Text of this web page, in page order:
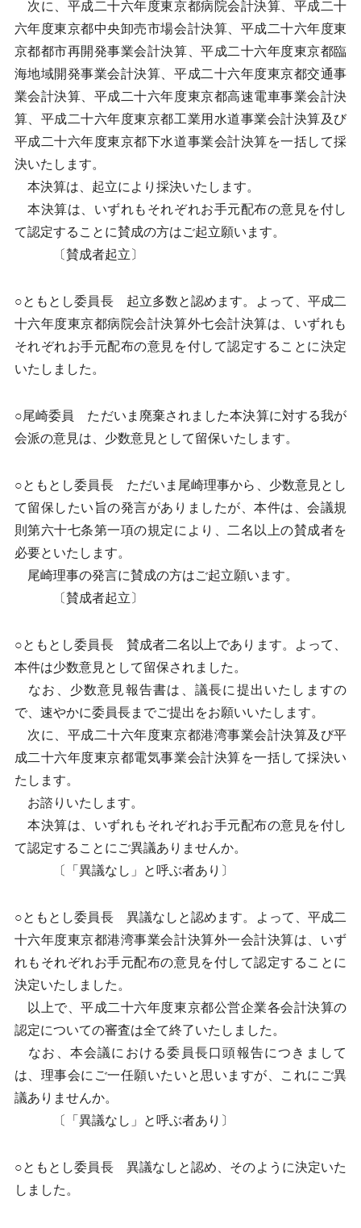
次に、平成二十六年度東京都病院会計決算、平成二十
六年度東京都中央卸売市場会計決算、平成二十六年度東
京都都市再開発事業会計決算、平成二十六年度東京都臨
海地域開発事業会計決算、平成二十六年度東京都交通事
業会計決算、平成二十六年度東京都高速電車事業会計決
算、平成二十六年度東京都工業用水道事業会計決算及び
平成二十六年度東京都下水道事業会計決算を一括して採
決いたします。
本決算は、起立により採決いたします。
本決算は、いずれもそれぞれお手元配布の意見を付し
て認定することに賛成の方はご起立願います。
〔賛成者起立〕
○ともとし委員長 起立多数と認めます。よって、平成二
十六年度東京都病院会計決算外七会計決算は、いずれも
それぞれお手元配布の意見を付して認定することに決定
いたしました。
○尾崎委員 ただいま廃棄されました本決算に対する我が
会派の意見は、少数意見として留保いたします。
○ともとし委員長 ただいま尾崎理事から、少数意見とし
て留保したい旨の発言がありましたが、本件は、会議規
則第六十七条第一項の規定により、二名以上の賛成者を
必要といたします。
尾崎理事の発言に賛成の方はご起立願います。
〔賛成者起立〕
○ともとし委員長 賛成者二名以上であります。よって、
本件は少数意見として留保されました。
なお、少数意見報告書は、議長に提出いたしますの
で、速やかに委員長までご提出をお願いいたします。
次に、平成二十六年度東京都港湾事業会計決算及び平
成二十六年度東京都電気事業会計決算を一括して採決い
たします。
お諮りいたします。
本決算は、いずれもそれぞれお手元配布の意見を付し
て認定することにご異議ありませんか。
〔「異議なし」と呼ぶ者あり〕
○ともとし委員長 異議なしと認めます。よって、平成二
十六年度東京都港湾事業会計決算外一会計決算は、いず
れもそれぞれお手元配布の意見を付して認定することに
決定いたしました。
以上で、平成二十六年度東京都公営企業各会計決算の
認定についての審査は全て終了いたしました。
なお、本会議における委員長口頭報告につきまして
は、理事会にご一任願いたいと思いますが、これにご異
議ありませんか。
〔「異議なし」と呼ぶ者あり〕
○ともとし委員長 異議なしと認め、そのように決定いた
しました。